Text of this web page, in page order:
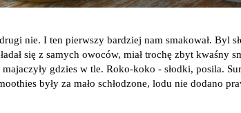
nie. I ten pierwszy bardziej nam smakował. Byl
się z samych owoców, miał trochę zbyt kwaśny
majaczyły gdzies w tle. Roko-koko - słodki, posila.
były za mało schłodzone, lodu nie dodano